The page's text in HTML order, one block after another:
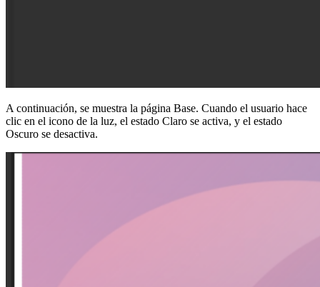
A continuación, se muestra la página Base. Cuando el usuario hace
clic en el icono de la luz, el estado Claro se activa, y el estado
Oscuro se desactiva.